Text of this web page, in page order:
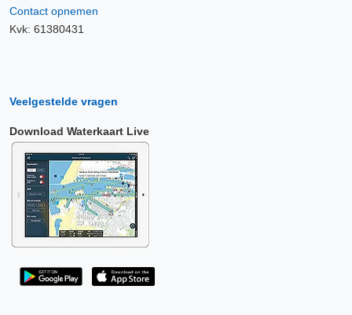
Contact opnemen
Kvk: 61380431
Veelgestelde vragen
Download Waterkaart Live